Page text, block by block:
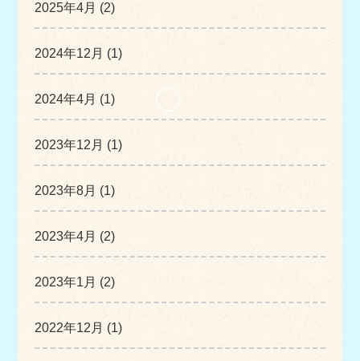
2025年4月 (2)
2024年12月 (1)
2024年4月 (1)
2023年12月 (1)
2023年8月 (1)
2023年4月 (2)
2023年1月 (2)
2022年12月 (1)